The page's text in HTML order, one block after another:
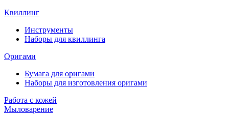
Квиллинг
Инструменты
Наборы для квиллинга
Оригами
Бумага для оригами
Наборы для изготовления оригами
Работа с кожей
Мыловарение